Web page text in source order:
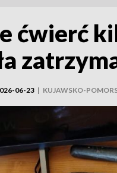
ćwierć
06-23 | KUJAWSKO-